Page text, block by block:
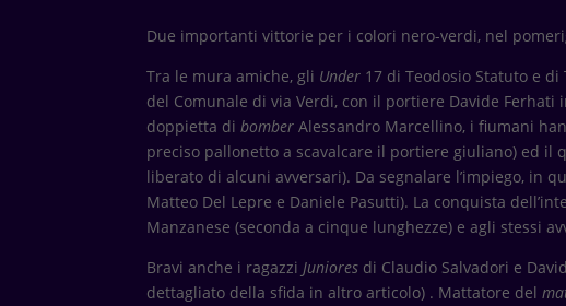
Due importanti vittorie per i colori nero-verdi, nel
Tra le mura amiche, gli Under 17 di Teodosio Statuto e di
del Comunale di via Verdi, con il portiere Davide
doppietta dibomber Alessandro Marcellino, i fiumani
preciso pallonetto a scavalcare il portiere giuliano) ed il
liberato di alcuni avversari). Da segnalare l’impiego, in
Matteo Del Lepre e Daniele Pasutti). La conquista
Manzanese (seconda a cinque lunghezze) e agli stessi
Bravi anche i ragazziJuniores di Claudio Salvadori e
dettagliato della sfida in altro articolo) . Mattatore del